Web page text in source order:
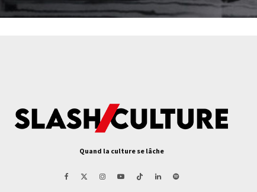
Quand la culture se lâche